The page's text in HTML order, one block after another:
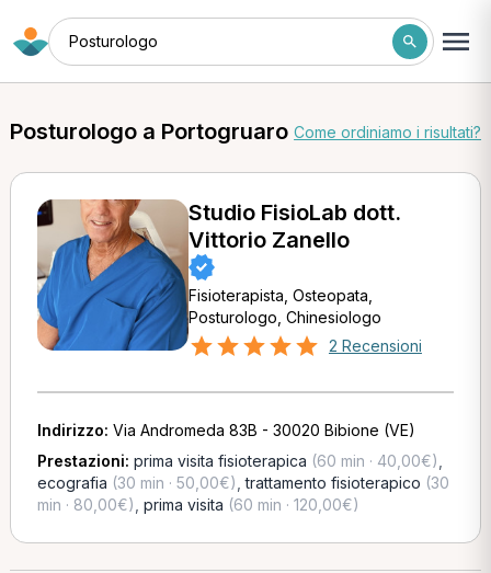
Posturologo
Posturologo a Portogruaro Come ordiniamo i risultati?
Studio FisioLab dott.
Vittorio Zanello
Fisioterapista, Osteopata,
Posturologo, Chinesiologo
2 Recensioni
Indirizzo: Via Andromeda 83B - 30020 Bibione (VE)
Prestazioni: prima visita fisioterapica (60 min · 40,00€)
ecografia (30 min · 50,00€) ,trattamento fisioterapico (30
min · 80,00€) prima visita (60 min · 120,00€)